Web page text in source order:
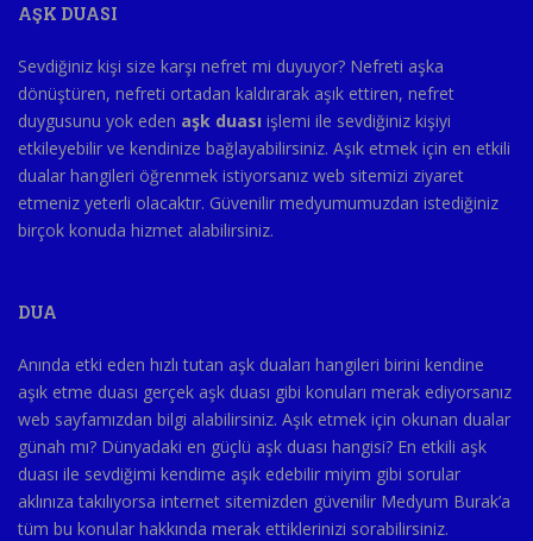
AŞK DUASI
Sevdiğiniz kişi size karşı nefret mi duyuyor? Nefreti aşka
dönüştüren, nefreti ortadan kaldırarak aşık ettiren, nefret
duygusunu yok eden aşk duası işlemi ile sevdiğiniz kişiyi
etkileyebilir ve kendinize bağlayabilirsiniz. Aşık etmek için en etkili
dualar hangileri öğrenmek istiyorsanız web sitemizi ziyaret
etmeniz yeterli olacaktır. Güvenilir medyumumuzdan istediğiniz
birçok konuda hizmet alabilirsiniz.
DUA
Anında etki eden hızlı tutan aşk duaları hangileri birini kendine
aşık etme duası gerçek aşk duası gibi konuları merak ediyorsanız
web sayfamızdan bilgi alabilirsiniz. Aşık etmek için okunan dualar
günah mı? Dünyadaki en güçlü aşk duası hangisi? En etkili aşk
duası ile sevdiğimi kendime aşık edebilir miyim gibi sorular
aklınıza takılıyorsa internet sitemizden güvenilir Medyum Burak’a
tüm bu konular hakkında merak ettiklerinizi sorabilirsiniz.